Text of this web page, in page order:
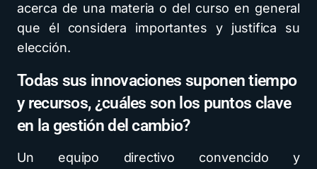
acerca de una materia o del curso en general
que él considera importantes y justifica su
elección.
Todas sus innovaciones suponen tiempo
y recursos, ¿cuáles son los puntos clave
en la gestión del cambio?
Un equipo directivo convencido y